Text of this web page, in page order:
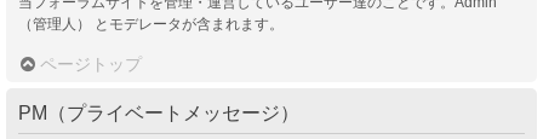
（管理人） とモデレータが含まれます。
ページトップ
PM（プライベートメッセージ）